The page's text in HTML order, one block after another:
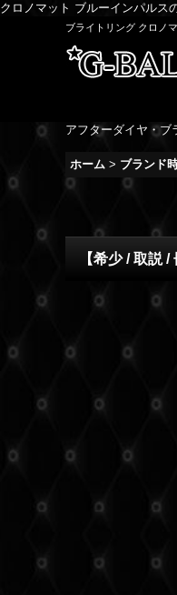
クロノマット ブルーインパルス
ブライトリング クロノ
アフターダイヤ・ブ
ホーム > ブランド
【希少 / 取説